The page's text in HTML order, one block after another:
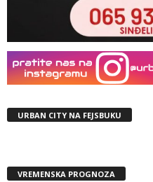
URBAN CITY NA FEJSBUKU
VREMENSKA PROGNOZA